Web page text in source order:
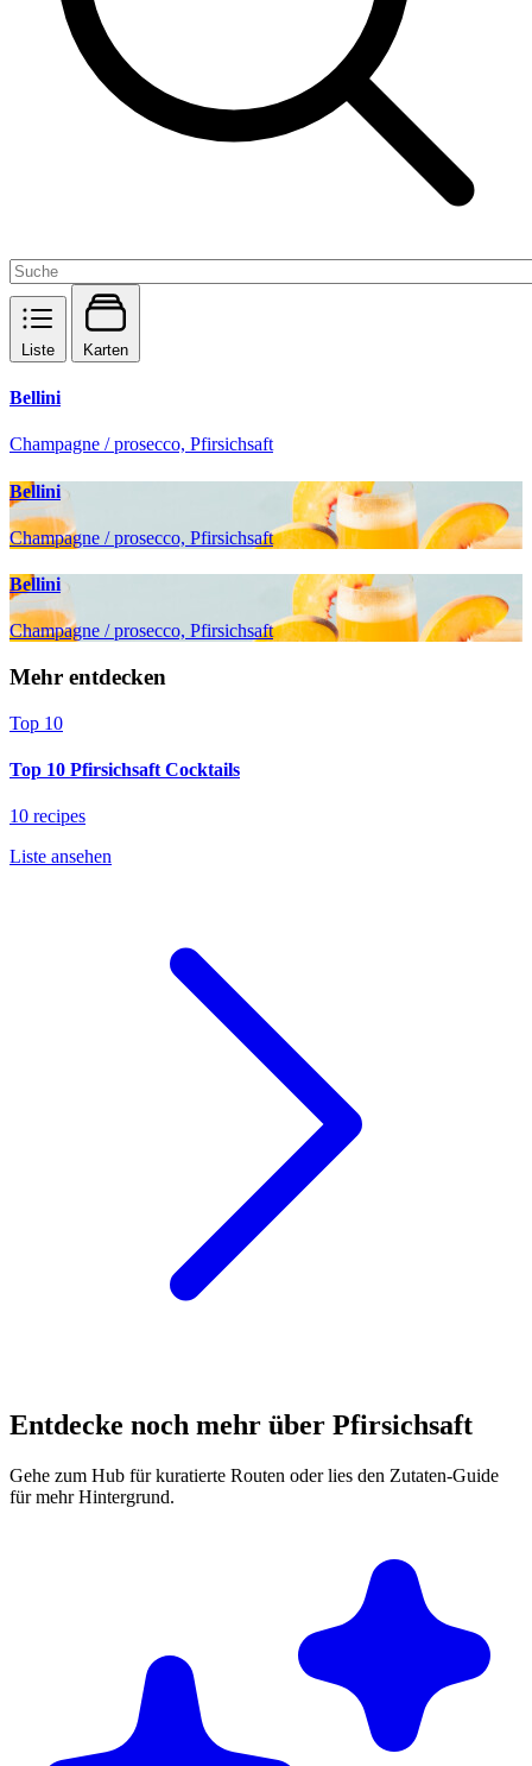
Liste Karten
Bellini
Champagne / prosecco, Pfirsichsaft
Bellini
Champagne / prosecco, Pfirsichsaft
Bellini
Champagne / prosecco, Pfirsichsaft
Mehr entdecken
Top 10
Top 10 Pfirsichsaft Cocktails
10 recipes
Liste ansehen
Entdecke noch mehr über Pfirsichsaft
Gehe zum Hub für kuratierte Routen oder lies den Zutaten-Guide
für mehr Hintergrund.